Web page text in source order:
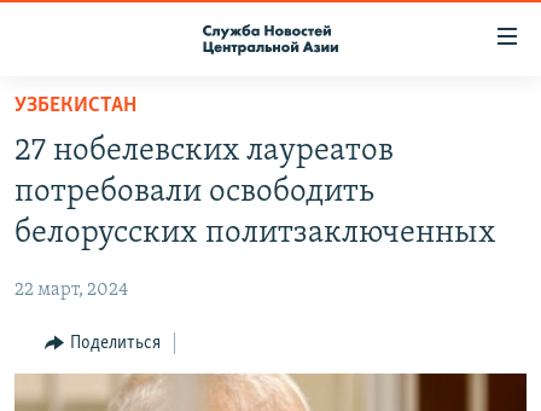
Вернуться
основному
содержанию
Вернутся
главной
навигации
Вернутся
поиску
О ПРОЕКТЕ
ПОДПИСКА
КОНТАКТЫ
НАСТОЯЩЕЕ ВРЕМЯ
МИГРАНТ МЕДИА
УЗБЕКИСТАН
27 нобелевских лауреатов
потребовали освободить
белорусских политзаключенных
22 март, 2024
Поделиться